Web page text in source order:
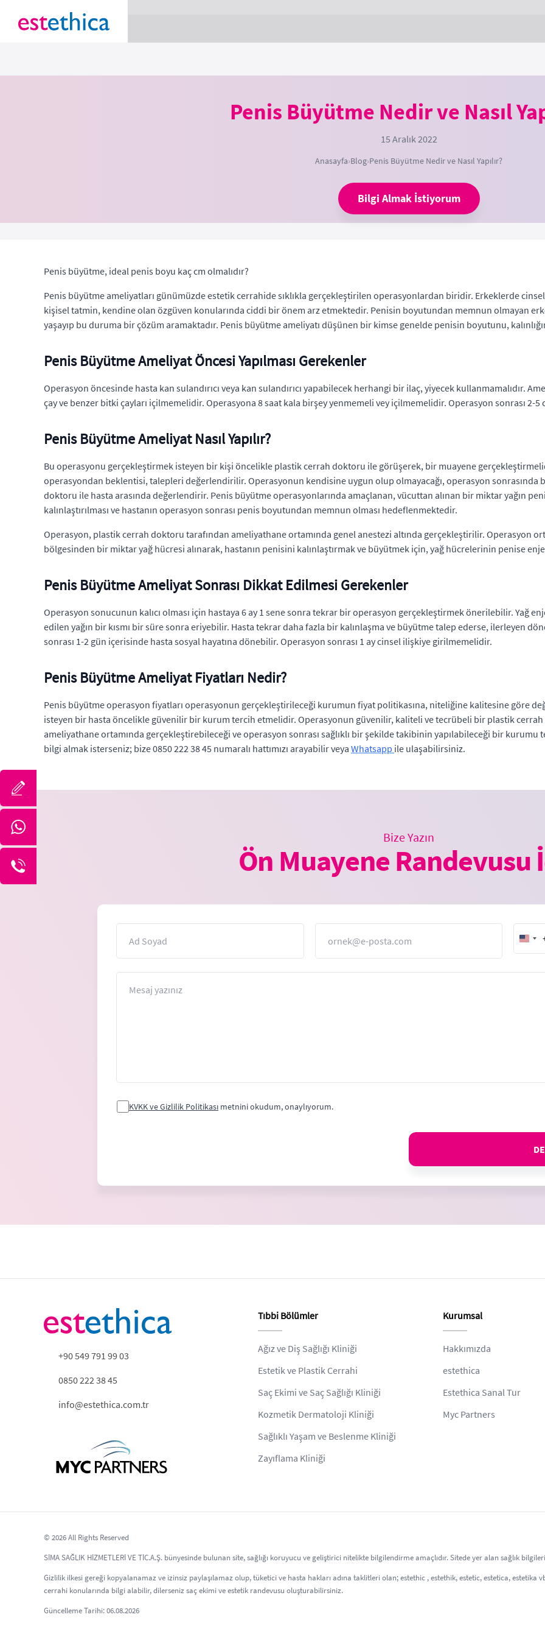
Penis Büyütme Nedir ve Nasıl
15 Aralık 2022
Anasayfa›Blog›Penis Büyütme Nedir ve Nasıl Yapılır?
Bilgi Almak İstiyorum
Penis büyütme, ideal penis boyu kaç cm olmalıdır?
Penis büyütme ameliyatları günümüzde estetik cerrahide sıklıkla gerçekleştirilen operasyonlardan biridir. Erkeklerde
kişisel tatmin, kendine olan özgüven konularında ciddi bir önem arz etmektedir. Penisin boyutundan memnun olmayan
yaşayıp bu duruma bir çözüm aramaktadır. Penis büyütme ameliyatı düşünen bir kimse genelde penisin boyutunu,
Penis Büyütme Ameliyat Öncesi Yapılması Gerekenler
Operasyon öncesinde hasta kan sulandırıcı veya kan sulandırıcı yapabilecek herhangi bir ilaç, yiyecek kullanmamalıdır.
çay ve benzer bitki çayları içilmemelidir. Operasyona 8 saat kala birşey yenmemeli vey içilmemelidir. Operasyon sonrası 2-
Penis Büyütme Ameliyat Nasıl Yapılır?
Bu operasyonu gerçekleştirmek isteyen bir kişi öncelikle plastik cerrah doktoru ile görüşerek, bir muayene
operasyondan beklentisi, talepleri değerlendirilir. Operasyonun kendisine uygun olup olmayacağı, operasyon sonrasında
doktoru ile hasta arasında değerlendirir. Penis büyütme operasyonlarında amaçlanan, vücuttan alınan bir miktar yağın
kalınlaştırılması ve hastanın operasyon sonrası penis boyutundan memnun olması hedeflenmektedir.
Operasyon, plastik cerrah doktoru tarafından ameliyathane ortamında genel anestezi altında gerçekleştirilir. Operasyon
bölgesinden bir miktar yağ hücresi alınarak, hastanın penisini kalınlaştırmak ve büyütmek için, yağ hücrelerinin penise
Penis Büyütme Ameliyat Sonrası Dikkat Edilmesi Gerekenler
Operasyon sonucunun kalıcı olması için hastaya 6 ay 1 sene sonra tekrar bir operasyon gerçekleştirmek önerilebilir. Yağ
edilen yağın bir kısmı bir süre sonra eriyebilir. Hasta tekrar daha fazla bir kalınlaşma ve büyütme talep ederse, ilerleyen
sonrası 1-2 gün içerisinde hasta sosyal hayatına dönebilir. Operasyon sonrası 1 ay cinsel ilişkiye girilmemelidir.
Penis Büyütme Ameliyat Fiyatları Nedir?
Penis büyütme operasyon fiyatları operasyonun gerçekleştirileceği kurumun fiyat politikasına, niteliğine kalitesine göre
isteyen bir hasta öncelikle güvenilir bir kurum tercih etmelidir. Operasyonun güvenilir, kaliteli ve tecrübeli bir plastik cerrah
ameliyathane ortamında gerçekleştirebileceği ve operasyon sonrası sağlıklı bir şekilde takibinin yapılabileceği bir kurumu
bilgi almak isterseniz; bize 0850 222 38 45 numaralı hattımızı arayabilir veya Whatsapp ile ulaşabilirsiniz.
Bize Yazın
Ön Muayene Randevusu
+1
KVKK ve Gizlilik Politikası metnini okudum, onaylıyorum.
+90 549 791 99 03
0850 222 38 45
info@estethica.com.tr
Tıbbi Bölümler
Ağız ve Diş Sağlığı Kliniği
Estetik ve Plastik Cerrahi
Saç Ekimi ve Saç Sağlığı Kliniği
Kozmetik Dermatoloji Kliniği
Sağlıklı Yaşam ve Beslenme Kliniği
Zayıflama Kliniği
Kurumsal
Hakkımızda
estethica
Estethica Sanal Tur
Myc Partners
© 2026 All Rights Reserved
SİMA SAĞLIK HİZMETLERİ VE TİC.A.Ş. bünyesinde bulunan site, sağlığı koruyucu ve geliştirici nitelikte bilgilendirme amaçlıdır. Sitede yer alan sağlık
Gizlilik ilkesi gereği kopyalanamaz ve izinsiz paylaşılamaz olup, tüketici ve hasta hakları adına taklitleri olan; estethic , estethik, estetic, estetica, estetika
cerrahi konularında bilgi alabilir, dilerseniz saç ekimi ve estetik randevusu oluşturabilirsiniz.
Güncelleme Tarihi: 06.08.2026